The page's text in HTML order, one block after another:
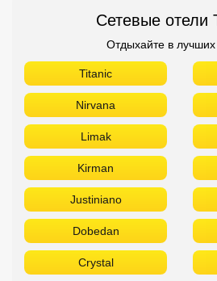
Сетевые отели
Отдыхайте в лучших
Titanic
Nirvana
Limak
Kirman
Justiniano
Dobedan
Crystal